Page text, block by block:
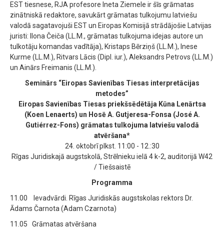
EST tiesnese, RJA profesore Ineta Ziemele ir šīs grāmatas
zinātniskā redaktore, savukārt grāmatas tulkojumu latviešu
valodā sagatavojuši EST un Eiropas Komisijā strādājošie Latvijas
juristi: Ilona Čeiča (LL.M., grāmatas tulkojuma idejas autore un
tulkotāju komandas vadītāja), Kristaps Bērziņš (LL.M.), Inese
Kurme (LL.M.), Ritvars Lācis (Dipl. iur.), Aleksandrs Petrovs (LL.M.)
un Ainārs Freimanis (LL.M.).
Seminārs “Eiropas Savienības Tiesas interpretācijas
metodes”
Eiropas Savienības Tiesas priekšsēdētāja Kūna Lenārtsa
(Koen Lenaerts) un Hosē A. Gutjeresa-Fonsa (José A.
Gutiérrez-Fons) grāmatas tulkojuma latviešu valodā
atvēršana*
24. oktobrī plkst. 11:00 - 12.:30
Rīgas Juridiskajā augstskolā, Strēlnieku ielā 4 k-2, auditorijā W42
/ Tiešsaistē
Programma
11.00 Ievadvārdi. Rīgas Juridiskās augstskolas rektors Dr.
Ādams Čarnota (Adam Czarnota)
11.05 Grāmatas atvēršana